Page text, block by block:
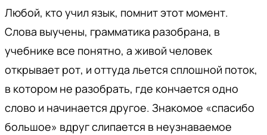
Любой, кто учил язык, помнит этот момент.
Слова выучены, грамматика разобрана, в
учебнике все понятно, а живой человек
открывает рот, и оттуда льется сплошной поток,
в котором не разобрать, где кончается одно
слово и начинается другое. Знакомое «спасибо
большое» вдруг слипается в неузнаваемое